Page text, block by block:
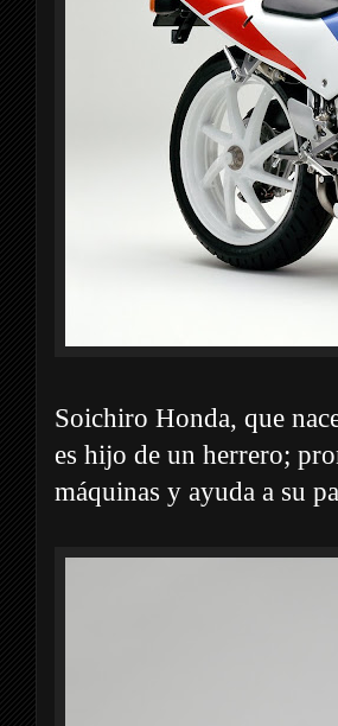
Soichiro Honda, que
es hijo de un herrero;
máquinas y ayuda a su